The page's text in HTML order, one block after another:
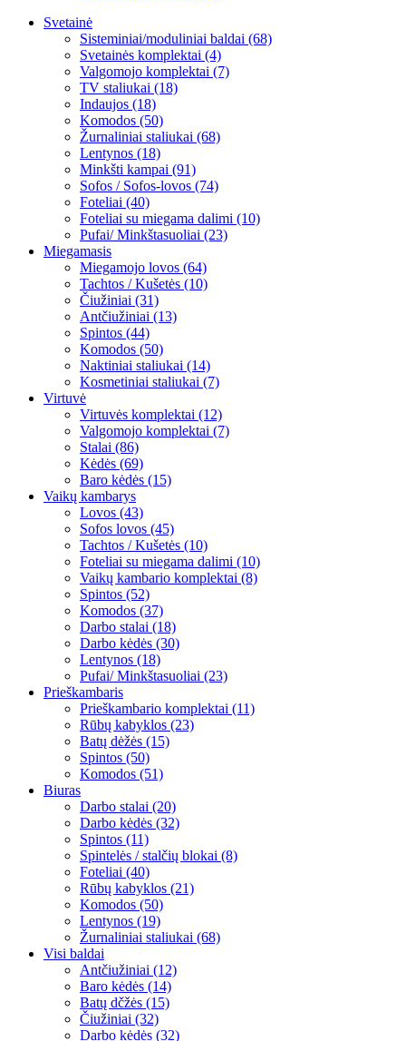
Svetainė
Sisteminiai/moduliniai baldai (68)
Svetainės komplektai (4)
Valgomojo komplektai (7)
TV staliukai (18)
Indaujos (18)
Komodos (50)
Žurnaliniai staliukai (68)
Lentynos (18)
Minkšti kampai (91)
Sofos / Sofos-lovos (74)
Foteliai (40)
Foteliai su miegama dalimi (10)
Pufai/ Minkštasuoliai (23)
Miegamasis
Miegamojo lovos (64)
Tachtos / Kušetės (10)
Čiužiniai (31)
Antčiužiniai (13)
Spintos (44)
Komodos (50)
Naktiniai staliukai (14)
Kosmetiniai staliukai (7)
Virtuvė
Virtuvės komplektai (12)
Valgomojo komplektai (7)
Stalai (86)
Kėdės (69)
Baro kėdės (15)
Vaikų kambarys
Lovos (43)
Sofos lovos (45)
Tachtos / Kušetės (10)
Foteliai su miegama dalimi (10)
Vaikų kambario komplektai (8)
Spintos (52)
Komodos (37)
Darbo stalai (18)
Darbo kėdės (30)
Lentynos (18)
Pufai/ Minkštasuoliai (23)
Prieškambaris
Prieškambario komplektai (11)
Rūbų kabyklos (23)
Batų dėžės (15)
Spintos (50)
Komodos (51)
Biuras
Darbo stalai (20)
Darbo kėdės (32)
Spintos (11)
Spintelės / stalčių blokai (8)
Foteliai (40)
Rūbų kabyklos (21)
Komodos (50)
Lentynos (19)
Žurnaliniai staliukai (68)
Visi baldai
Antčiužiniai (12)
Baro kėdės (14)
Batų dčžės (15)
Čiužiniai (32)
Darbo kėdės (32)